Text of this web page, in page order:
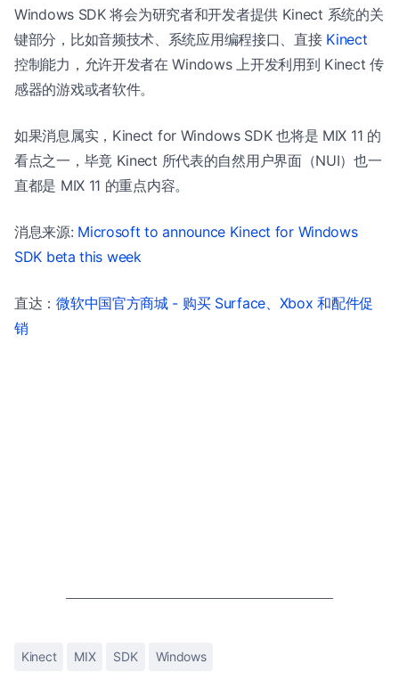
Windows SDK 将会为研究者和开发者提供 Kinect 系统的关
键部分，比如音频技术、系统应用编程接口、直接 Kinect
控制能力，允许开发者在 Windows 上开发利用到 Kinect 传
感器的游戏或者软件。
如果消息属实，Kinect for Windows SDK 也将是 MIX 11 的
看点之一，毕竟 Kinect 所代表的自然用户界面（NUI）也一
直都是 MIX 11 的重点内容。
消息来源: Microsoft to announce Kinect for Windows
SDK beta this week
直达：微软中国官方商城 - 购买 Surface、Xbox 和配件促
销
Kinect MIX SDK Windows